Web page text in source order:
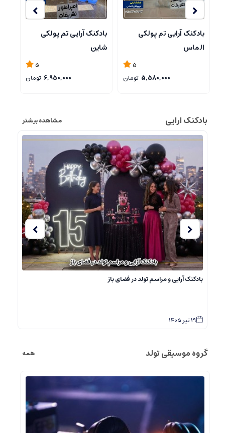
بادکنک آرایی تم پولکی
شاین
5
6,950,000 تومان
بادکنک آرایی تم فیل 2
5
5,450,000 تومان
بادکنک ارایی مشاهده بیشتر
بادکنک آرایی و مراسم تولد در فضای باز
19تیر1405
گروه موسیقی تولد همه